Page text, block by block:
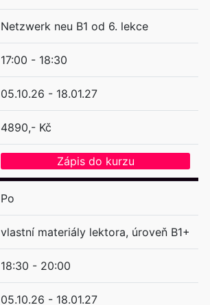
Netzwerk neu B1 od 6. lekce
17:00 - 18:30
05.10.26 - 18.01.27
4890,- Kč
Zápis do kurzu
Po
vlastní materiály lektora, úroveň B1+
18:30 - 20:00
05.10.26 - 18.01.27